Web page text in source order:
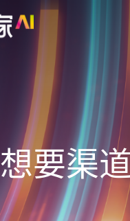
想要渠